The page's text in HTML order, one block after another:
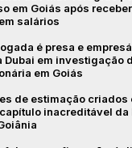
em Goiás após
salários
é presa e
Dubai em investigação
em Goiás
de estimação criados
inacreditável da